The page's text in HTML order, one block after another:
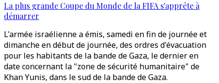
La plus grande Coupe du Monde de la FIFA s'apprête à
démarrer
L'armée israélienne a émis, samedi en fin de journée et
dimanche en début de journée, des ordres d'évacuation
pour les habitants de la bande de Gaza, le dernier en
date concernant la "zone de sécurité humanitaire" de
Khan Yunis, dans le sud de la bande de Gaza.